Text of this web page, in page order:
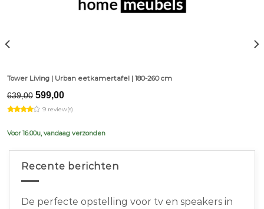
Tower Living | Urban eetkamertafel | 180-260 cm
639,00 Original
price
was:
599,00Current
is:
9 review(s)
Voor 16.00u, vandaag verzonden
Recente berichten
De perfecte opstelling voor tv en speakers in